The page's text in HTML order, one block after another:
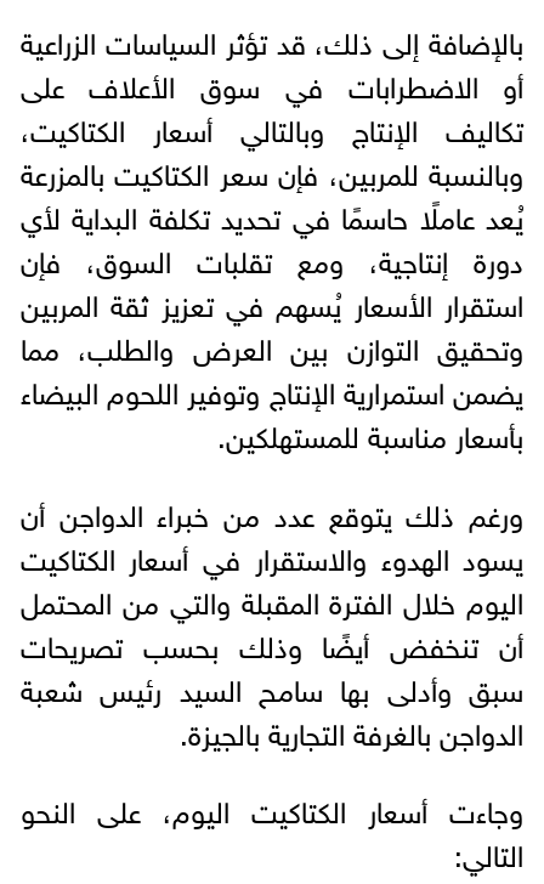
بالإضافة إلى ذلك، قد تؤثر السياسات الزراعية
أو الاضطرابات في سوق الأعلاف على
تكاليف الإنتاج وبالتالي أسعار الكتاكيت،
وبالنسبة للمربين، فإن سعر الكتاكيت بالمزرعة
يُعد عاملًا حاسمًا في تحديد تكلفة البداية لأي
دورة إنتاجية، ومع تقلبات السوق، فإن
استقرار الأسعار يُسهم في تعزيز ثقة المربين
وتحقيق التوازن بين العرض والطلب، مما
يضمن استمرارية الإنتاج وتوفير اللحوم البيضاء
بأسعار مناسبة للمستهلكين.
ورغم ذلك يتوقع عدد من خبراء الدواجن أن
يسود الهدوء والاستقرار في أسعار الكتاكيت
اليوم خلال الفترة المقبلة والتي من المحتمل
أن تنخفض أيضًا وذلك بحسب تصريحات
سبق وأدلى بها سامح السيد رئيس شعبة
الدواجن بالغرفة التجارية بالجيزة.
وجاءت أسعار الكتاكيت اليوم، على النحو
التالي: